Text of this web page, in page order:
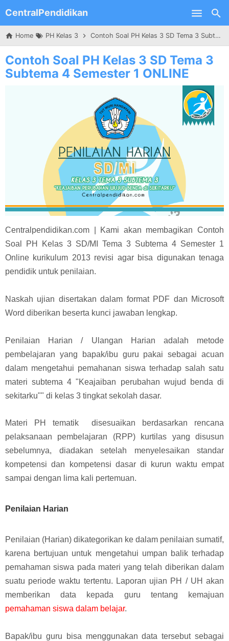
Skip to main content
CentralPendidikan
Home PH Kelas 3 Contoh Soal PH Kelas 3 SD Tema 3 Subtema 4 Semester 1 ONLINE
Contoh Soal PH Kelas 3 SD Tema 3
Subtema 4 Semester 1 ONLINE
Centralpendidikan.com | Kami akan membagikan Contoh
Soal PH Kelas 3 SD/MI Tema 3 Subtema 4 Semester 1
Online kurikulum 2013 revisi agar bisa digunakan tenaga
pendidik untuk penilaian.
Naskah ujian disertakan dalam format PDF dan Microsoft
Word diberikan beserta kunci jawaban lengkap.
Penilaian Harian / Ulangan Harian adalah metode
pembelajaran yang bapak/ibu guru pakai sebagai acuan
dalam mengetahui pemahanan siswa terhadap salah satu
materi subtema 4 "Keajaiban perubahan wujud benda di
sekitarku"" di kelas 3 tingkat sekolah dasar.
Materi PH tematik disesuaikan berdasarkan rencana
pelaksanaan pembelajaran (RPP) kurtilas yang disusun
sebelumnya, diadakan setelah menyelesaikan standar
kompetensi dan kompetensi dasar di kurun waktu empat
sampai dengan lima kali pertemuan.
Penilaian Harian
Penilaian (Harian) dikategorikan ke dalam penilaian sumatif,
karena bertujuan untuk mengetahui umpan balik terhadap
pemahaman siswa pada materi yang telah diberikan dalam
suatu periode waktu tertentu. Laporan ujian PH / UH akan
memberikan data kepada guru tentang kemajuan
pemahaman siswa dalam belajar.
Bapak/ibu guru bisa menggunakan data tersebut sebagai